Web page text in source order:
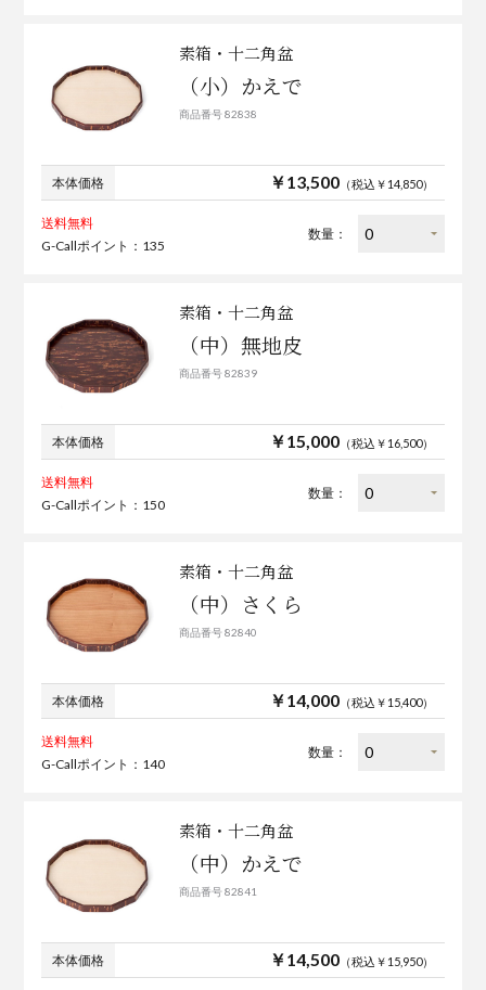
素箱・十二角盆
（小）かえで
商品番号 82838
本体価格 ￥13,500（税込￥14,850）
送料無料
G-Callポイント：135
数量：
素箱・十二角盆
（中）無地皮
商品番号 82839
本体価格 ￥15,000（税込￥16,500）
送料無料
G-Callポイント：150
数量：
素箱・十二角盆
（中）さくら
商品番号 82840
本体価格 ￥14,000（税込￥15,400）
送料無料
G-Callポイント：140
数量：
素箱・十二角盆
（中）かえで
商品番号 82841
本体価格 ￥14,500（税込￥15,950）